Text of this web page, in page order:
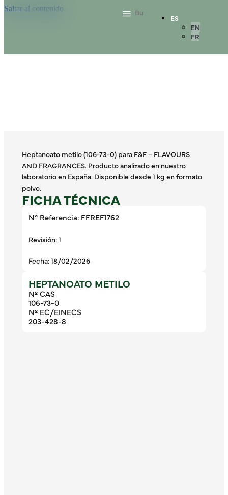
Saltar al contenido
ES
EN
FR
Heptanoato metilo (106-73-0) para F&F – FLAVOURS
AND FRAGRANCES. Producto analizado en nuestro
laboratorio en España. Disponible desde 1 kg en formato
polvo.
FICHA TÉCNICA
Nº Referencia: FFREF1762
Revisión: 1
Fecha: 18/02/2026
HEPTANOATO METILO
Nº CAS
106-73-0
Nº EC/EINECS
203-428-8